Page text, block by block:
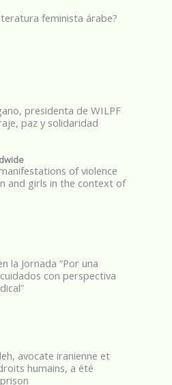
feminista árabe?
presidenta de WILPF
paz y solidaridad
of violence
and girls in the context of
la Jornada “Por una
con perspectiva
avocate iranienne et
humains, a été